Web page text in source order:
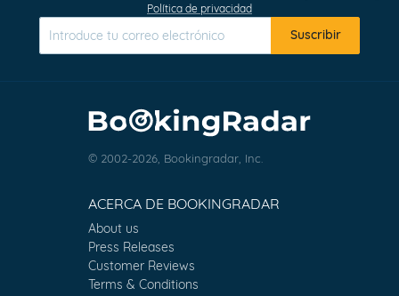
Política de privacidad
Suscribir
© 2002-2026, Bookingradar, Inc.
ACERCA DE BOOKINGRADAR
About us
Press Releases
Customer Reviews
Terms & Conditions